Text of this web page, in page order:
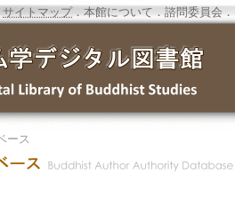
サイトマップ．本館について ．諮問委員会 ．
ース